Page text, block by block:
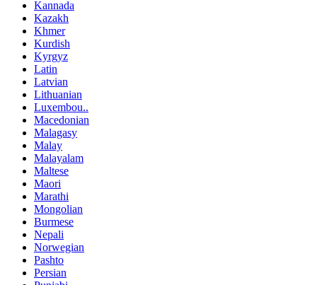
Kannada
Kazakh
Khmer
Kurdish
Kyrgyz
Latin
Latvian
Lithuanian
Luxembou..
Macedonian
Malagasy
Malay
Malayalam
Maltese
Maori
Marathi
Mongolian
Burmese
Nepali
Norwegian
Pashto
Persian